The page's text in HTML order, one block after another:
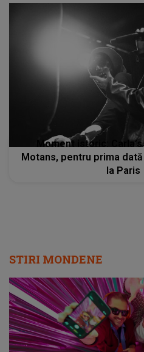
Moment istoric:
Motans, pentru prima
la Paris
STIRI MONDENE